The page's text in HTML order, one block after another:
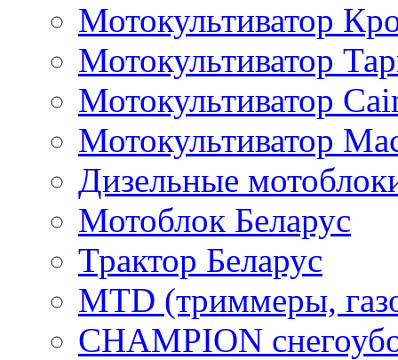
Мотокультиватор
Мотокультиватор
Мотокультиватор
Мотокультиватор
Дизельные
Мотоблок Беларус
Трактор Беларус
MTD (триммеры,
CHAMPION